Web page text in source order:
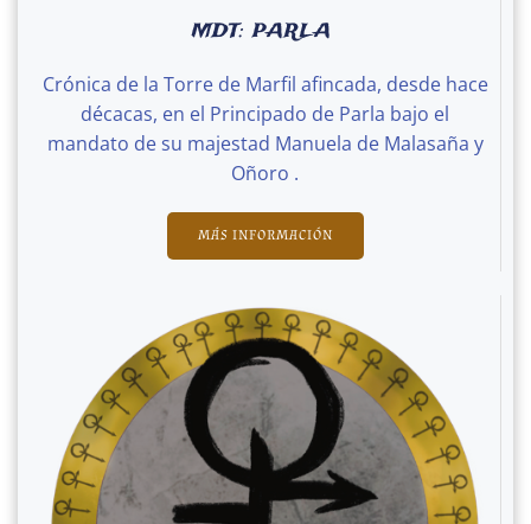
MDT: PARLA
Crónica de la Torre de Marfil afincada, desde hace
décacas, en el Principado de Parla bajo el
mandato de su majestad Manuela de Malasaña y
Oñoro .
MÁS INFORMACIÓN